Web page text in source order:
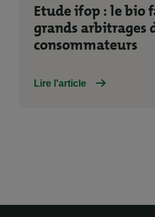
Etude ifop : le bio
grands arbitrages
consommateurs
Lire l'article